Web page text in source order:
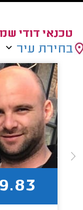
טכנאי דודי
בחירת עיר
9.83